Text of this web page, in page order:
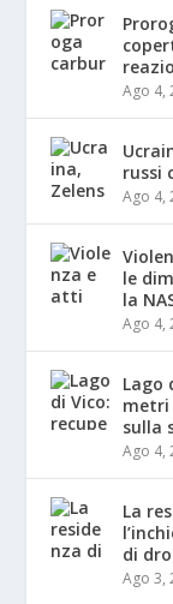
Ago 4,
russi
Ago 4,
le
la
Ago 4,
Lago
metri
sulla
Ago 4,
La
di
Ago 3,